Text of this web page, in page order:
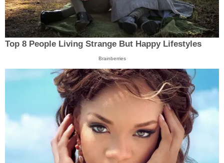
Top 8 People Living Strange But Happy Lifestyles
Brainberries